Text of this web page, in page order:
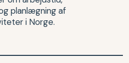
planlægning af
i Norge.